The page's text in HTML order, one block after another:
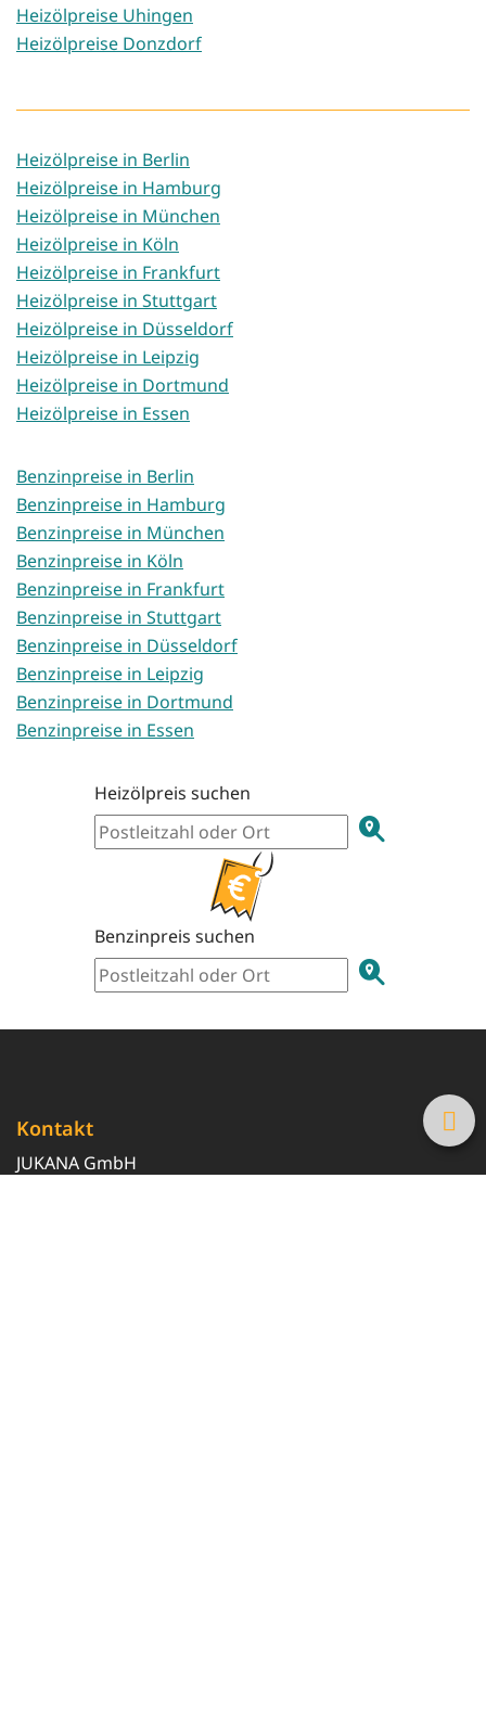
Heizölpreise Uhingen
Heizölpreise Donzdorf
Heizölpreise in Berlin
Heizölpreise in Hamburg
Heizölpreise in München
Heizölpreise in Köln
Heizölpreise in Frankfurt
Heizölpreise in Stuttgart
Heizölpreise in Düsseldorf
Heizölpreise in Leipzig
Heizölpreise in Dortmund
Heizölpreise in Essen
Benzinpreise in Berlin
Benzinpreise in Hamburg
Benzinpreise in München
Benzinpreise in Köln
Benzinpreise in Frankfurt
Benzinpreise in Stuttgart
Benzinpreise in Düsseldorf
Benzinpreise in Leipzig
Benzinpreise in Dortmund
Benzinpreise in Essen
Heizölpreis suchen
Benzinpreis suchen
Kontakt
JUKANA GmbH